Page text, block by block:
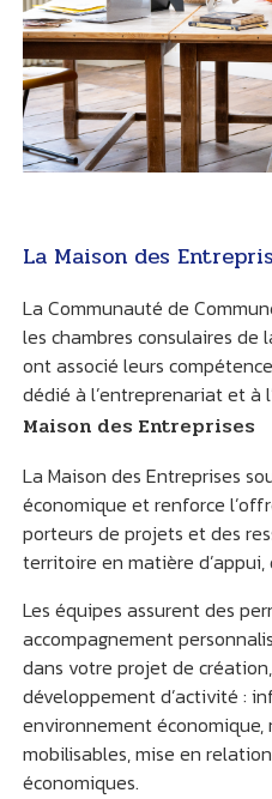
La Maison des
La Communauté de
les chambres consulaires de
ont associé leurs
dédié à l’entreprenariat et à
Maison des Entreprises
La Maison des Entreprises
économique et renforce
porteurs de projets et des
territoire en matière d’appui,
Les équipes assurent des
accompagnement
dans votre projet de
développement d’activité :
environnement économique,
mobilisables, mise en
économiques.